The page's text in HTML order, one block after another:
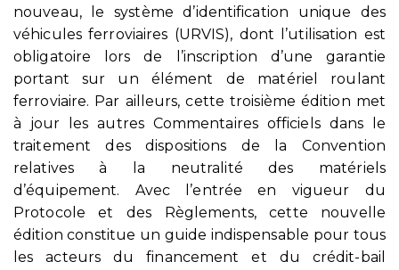
nouveau, le système d’identification unique des
véhicules ferroviaires (URVIS), dont l’utilisation est
obligatoire lors de l’inscription d’une garantie
portant sur un élément de matériel roulant
ferroviaire. Par ailleurs, cette troisième édition met
à jour les autres Commentaires officiels dans le
traitement des dispositions de la Convention
relatives à la neutralité des matériels
d’équipement. Avec l’entrée en vigueur du
Protocole et des Règlements, cette nouvelle
édition constitue un guide indispensable pour tous
les acteurs du financement et du crédit-bail